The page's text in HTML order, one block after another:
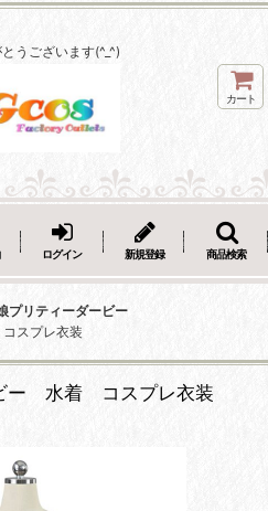
うございます(^_^)
カート
ログイン 新規登録 商品検索
プリティーダービー
スプレ衣装
ー 水着 コスプレ衣装